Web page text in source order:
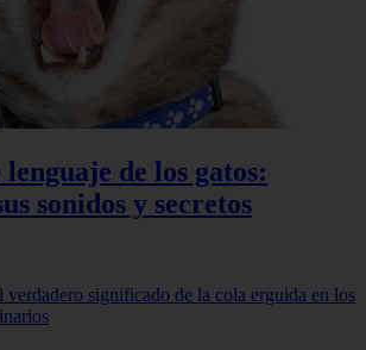
de los gatos:
sonidos y secretos